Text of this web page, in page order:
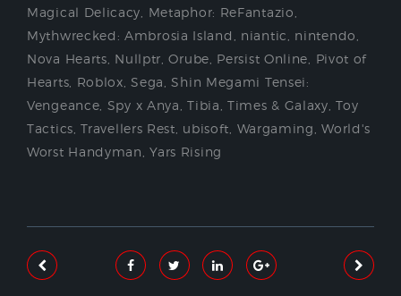
Magical Delicacy
Metaphor: ReFantazio
Mythwrecked: Ambrosia Island
niantic nintendo
Nova Hearts Nullptr ,Orube Persist Online
Pivot of
Hearts Roblox ,Sega ,Shin Megami Tensei:
Vengeance Spy x Anya ,Tibia ,Times & Galaxy ,Toy
Tactics ,Travellers Rest ubisoft Wargaming ,World's
Worst Handyman ,Yars Rising